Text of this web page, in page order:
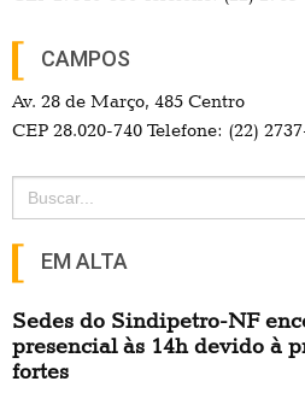
CAMPOS
Av. 28 de Março, 485 Centro
CEP 28.020-740 Telefone: (22)
Search
for:
EM ALTA
Sedes do Sindipetro-NF
presencial às 14h devido à
fortes